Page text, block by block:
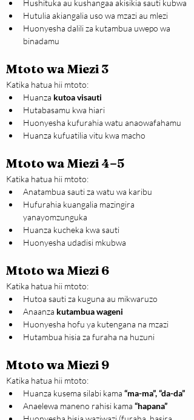
Hushituka au kushangaa akisikia sauti kubwa
Hutulia akiangalia uso wa mzazi au mlezi
Huonyesha dalili za kutambua uwepo wa
binadamu
Mtoto wa Miezi 3
Katika hatua hii mtoto:
Huanza kutoa visauti
Hutabasamu kwa hiari
Huonyesha kufurahia watu anaowafahamu
Huanza kufuatilia vitu kwa macho
Mtoto wa Miezi 4–5
Katika hatua hii mtoto:
Anatambua sauti za watu wa karibu
Hufurahia kuangalia mazingira
yanayomzunguka
Huanza kucheka kwa sauti
Huonyesha udadisi mkubwa
Mtoto wa Miezi 6
Katika hatua hii mtoto:
Hutoa sauti za kuguna au mikwaruzo
Anaanza kutambua wageni
Huonyesha hofu ya kutengana na mzazi
Hutambua hisia za furaha na huzuni
Mtoto wa Miezi 9
Katika hatua hii mtoto:
Huanza kusema silabi kama “ma-ma”, “da-da”
Anaelewa maneno rahisi kama “hapana”